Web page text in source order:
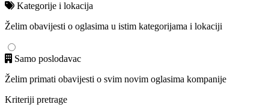
Kategorije i lokacija
Želim obavijesti o oglasima u istim kategorijama i lokaciji
Samo poslodavac
Želim primati obavijesti o svim novim oglasima kompanije
Kriteriji pretrage